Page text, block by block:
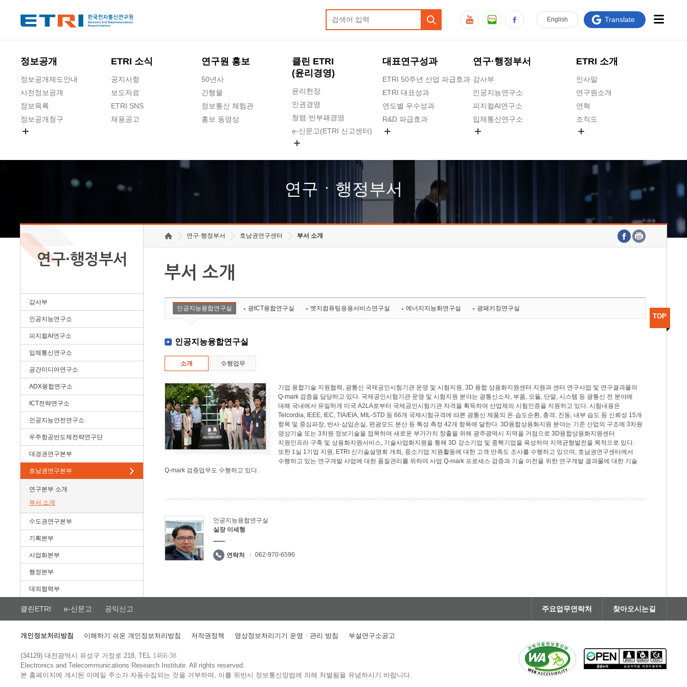
정보공개
정보공개제도안내
사전정보공개
정보목록
정보공개청구
ETRI 소식
공지사항
보도자료
ETRI SNS
채용공고
연구원 홍보
50년사
간행물
정보통신 체험관
홍보 동영상
클린 ETRI
(윤리경영)
윤리헌장
인권경영
청렴·반부패경영
e-신문고(ETRI 신고센터)
고객의소리
수의계약 현황
대표연구성과
ETRI 50주년 산업 파급효과
ETRI 대표성과
연도별 우수성과
R&D 파급효과
연구·행정부서
감사부
인공지능연구소
피지컬AI연구소
입체통신연구소
호남권연구본부
기획본부
ETRI 소개
인사말
연구원소개
연혁
조직도
연구원 고객헌장
주요업무연락처
English Translate
연구ㆍ행정부서
연구·행정부서
감사부
인공지능연구소
피지컬AI연구소
입체통신연구소
공간미디어연구소
ADX융합연구소
ICT전략연구소
인공지능안전연구소
우주항공반도체전략연구단
대경권연구본부
호남권연구본부
연구본부 소개
부서 소개
수도권연구본부
기획본부
사업화본부
행정본부
대외협력부
연구·행정부서 호남권연구센터 부서 소개
부서 소개
인공지능융합연구실 광ICT융합연구실 엣지컴퓨팅응용서비스연구실 에너지지능화연구실 광패키징연구실
인공지능융합연구실
소개 수행업무
기업 융합기술 지원협력, 광통신 국제공인시험기관 운영 및 시험지원, 3D 융합 상용화지원센터 지원과 센터 연구사업 및 연구결과물의
Q-mark 검증을 담당하고 있다. 국제공인시험기관 운영 및 시험지원 분야는 광통신소자, 부품, 모듈, 단말, 시스템 등 광통신 전 분야에
대해 국내에서 유일하게 미국 A2LA로부터 국제공인시험기관 자격을 획득하여 산업체의 시험인증을 지원하고 있다. 시험내용은
Telcordia, IEEE, IEC, TIA/EIA, MIL-STD 등 66개 국제시험규격에 따른 광통신 제품의 온·습도순환, 충격, 진동, 내부 습도 등 신뢰성 15개
항목 및 중심파장, 반사·삽입손실, 편광모드 분산 등 특성 측정 42개 항목에 달한다. 3D융합상용화지원 분야는 기존 산업의 구조에 3차원
영상기술 또는 3차원 정보기술을 접목하여 새로운 부가가치 창출을 위해 광주광역시 지역을 거점으로 3D융합상용화지원센터
지원인프라 구축 및 상용화지원서비스, 기술사업화지원을 통해 3D 강소기업 및 중핵기업을 육성하여 지역균형발전을 목적으로 있다.
또한 1실 1기업 지원, ETRI 신기술설명회 개최, 중소기업 지원활동에 대한 고객 만족도 조사를 수행하고 있으며, 호남권연구센터에서
수행하고 있는 연구개발 사업에 대한 품질관리를 위하여 사업 Q-mark 프로세스 검증과 기술 이전을 위한 연구개발 결과물에 대한 기술
Q-mark 검증업무도 수행하고 있다.
인공지능융합연구실
실장 이세형
연락처 062-970-6596
TOP
클린ETRI e-신문고 공익신고 주요업무연락처 찾아오시는길
개인정보처리방침 이해하기 쉬운 개인정보처리방침 저작권정책 영상정보처리기기 운영ㆍ관리 방침 부설연구소공고
(34129) 대전광역시 유성구 가정로 218, TEL 1466-38
Electronics and Telecommunications Research Institute.All rights reserved.
본 홈페이지에 게시된 이메일 주소가 자동수집되는 것을 거부하며, 이를 위반시 정보통신망법에 의해 처벌됨을 유념하시기 바랍니다.